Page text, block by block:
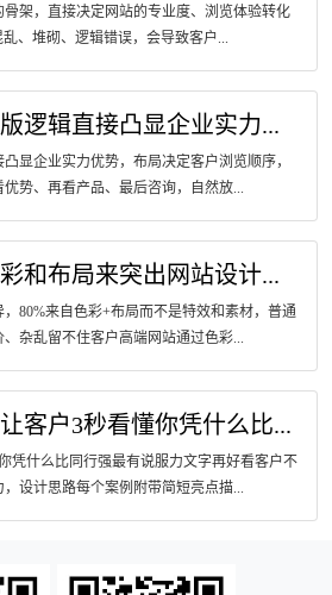
架，直接决定网站的专业度、浏览体验转化
、堆砌、逻辑错误，会导致客户...
逻辑直接凸显企业实力...
显企业实力优势，布局决定客户浏览顺序，
势、再看产品、最后咨询，自然放...
和布局来突出网站设计...
80%来自色彩+布局而不是特效和素材，普通
杂乱留不住客户高端网站通过色彩...
客户3秒看懂你凭什么比...
凭什么比同行强最有说服力文字再好看客户不
设计思路每个案例附带简短亮点描...